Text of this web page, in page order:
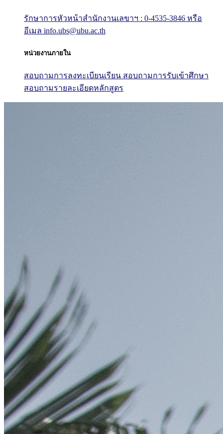
รักษาการหัวหน้าสำนักงานเลขาฯ : 0-4535-3846 หรือ
อีเมล info.ubs@ubu.ac.th
หน่วยงานภายใน
สอบถามการลงทะเบียนเรียน สอบถามการรับเข้าศึกษา
สอบถามรายละเอียดหลักสูตร